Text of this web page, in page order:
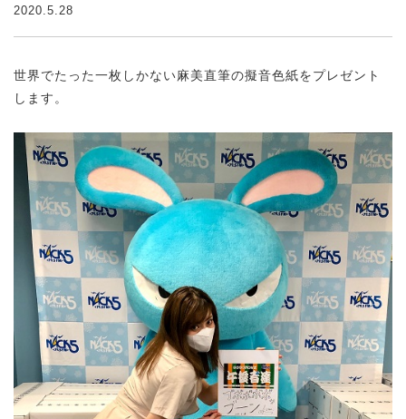
2020.5.28
世界でたった一枚しかない麻美直筆の擬音色紙をプレゼント
します。